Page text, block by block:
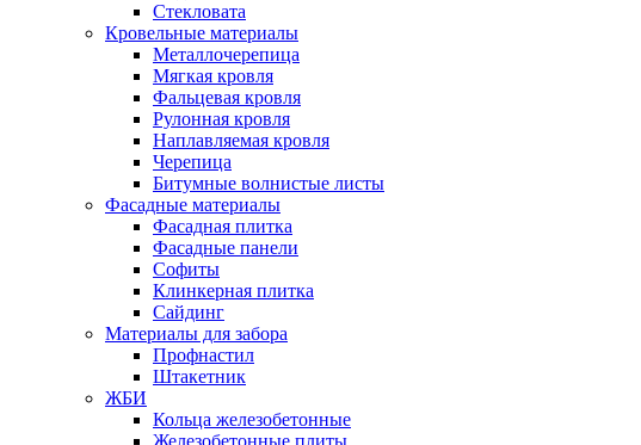
Стекловата
Кровельные материалы
Металлочерепица
Мягкая кровля
Фальцевая кровля
Рулонная кровля
Наплавляемая кровля
Черепица
Битумные волнистые листы
Фасадные материалы
Фасадная плитка
Фасадные панели
Софиты
Клинкерная плитка
Сайдинг
Материалы для забора
Профнастил
Штакетник
ЖБИ
Кольца железобетонные
Железобетонные плиты